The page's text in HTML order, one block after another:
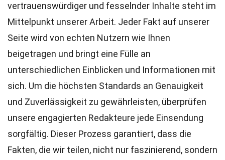
vertrauenswürdiger und fesselnder Inhalte steht im
Mittelpunkt unserer Arbeit. Jeder Fakt auf unserer
Seite wird von echten Nutzern wie Ihnen
beigetragen und bringt eine Fülle an
unterschiedlichen Einblicken und Informationen mit
sich. Um die höchsten Standards an Genauigkeit
und Zuverlässigkeit zu gewährleisten, überprüfen
unsere engagierten Redakteure jede Einsendung
sorgfältig. Dieser Prozess garantiert, dass die
Fakten, die wir teilen, nicht nur faszinierend, sondern